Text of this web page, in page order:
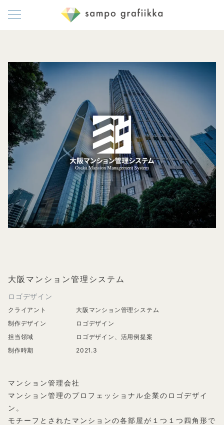
大阪マンション管理システム
ロゴデザイン
クライアント
大阪マンション管理システム
制作デザイン
ロゴデザイン
担当領域
ロゴデザイン 、活用例提案
制作時期
2021.3
マンション管理会社
マンション管理のプロフェッショナル企業のロゴデザイ
ン。
モチーフとされたマンションの各部屋が１つ１つ四角形で